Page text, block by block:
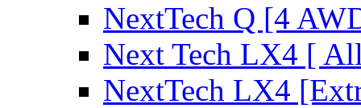
NextTech Q [4
Next Tech LX4 [
NextTech LX4